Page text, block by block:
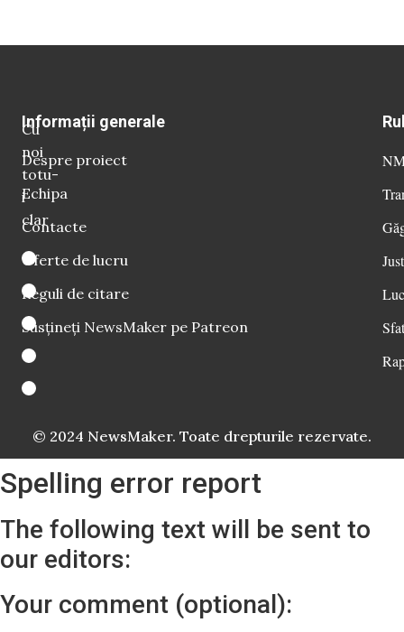
Cu
noi
totu-
i
clar
Informații generale
Despre proiect
Echipa
Contacte
Oferte de lucru
Reguli de citare
Susțineți NewsMaker pe Patreon
© 2024 NewsMaker. Toate drepturile rezervate.
Spelling error report
The following text will be sent to
our editors:
Your comment (optional):